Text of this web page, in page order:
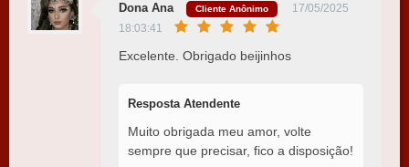
Dona Ana Cliente Anônimo
17/05/2025
18:03:41
Excelente. Obrigado beijinhos
Resposta Atendente
Muito obrigada meu amor, volte
sempre que precisar, fico a disposição!